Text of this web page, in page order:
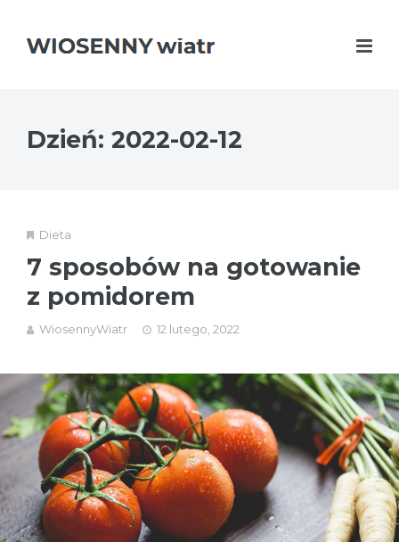
Dzień: 2022-02-12
Dieta
7 sposobów na gotowanie
z pomidorem
WiosennyWiatr 12 lutego, 2022